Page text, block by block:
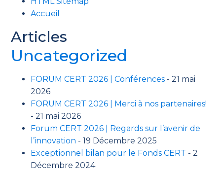
Accueil
Articles
Uncategorized
FORUM CERT 2026 | Conférences - 21 mai
2026
FORUM CERT 2026 | Merci à nos partenaires!
- 21 mai 2026
Forum CERT 2026 | Regards sur l’avenir de
l’innovation - 19 Décembre 2025
Exceptionnel bilan pour le Fonds CERT - 2
Décembre 2024